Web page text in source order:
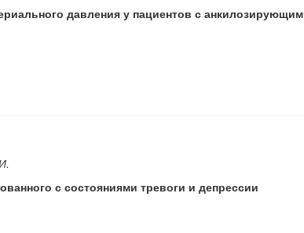
давления у пациентов с анкилозирующим
с состояниями тревоги и депрессии